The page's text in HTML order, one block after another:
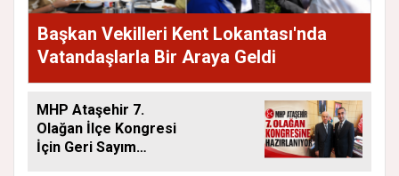
Başkan Vekilleri Kent Lokantası'nda
Vatandaşlarla Bir Araya Geldi
MHP Ataşehir 7.
Olağan İlçe Kongresi
İçin Geri Sayım